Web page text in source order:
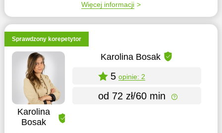
Więcej informacji
Sprawdzony korepetytor
Karolina
Bosak
Karolina Bosak
5 opinie: 2
od 72 zł/60 min